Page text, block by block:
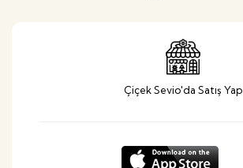
Çiçek Sevio'da Satış Yap